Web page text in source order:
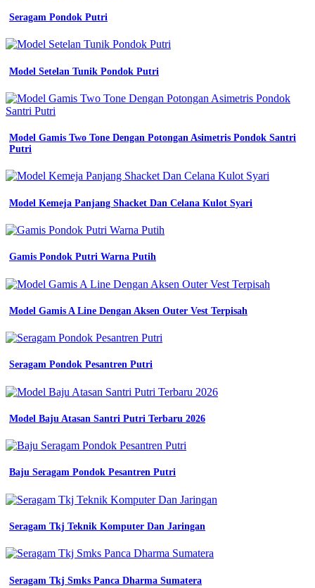
pemda
guru
blazer
seragam
kantor
seragam
koperasi
seragam
bank
bolero
jual
wanita
kerja
seragam
pns
dinas
jual
seragam
kerja
kantor
blazer
kerja
hijau
blazer
Jersey
c
01
a
y
Seragam Pondok Putri
Model Setelan Tunik Pondok Putri
Model Gamis Two Tone Dengan Potongan Asimetris Pondok Santri
Putri
Model Kemeja Panjang Shacket Dan Celana Kulot Syari
Gamis Pondok Putri Warna Putih
Model Gamis A Line Dengan Aksen Outer Vest Terpisah
Seragam Pondok Pesantren Putri
Model Baju Atasan Santri Putri Terbaru 2026
Baju Seragam Pondok Pesantren Putri
Seragam Tkj Teknik Komputer Dan Jaringan
Seragam Tkj Smks Panca Dharma Sumatera